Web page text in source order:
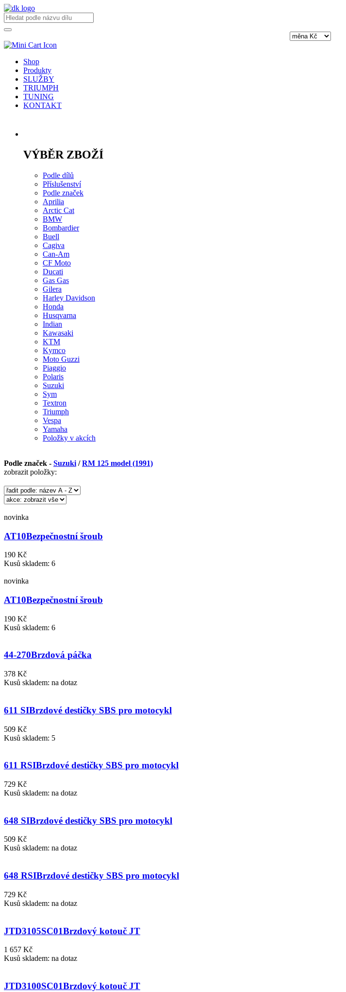
Shop
Produkty
SLUŽBY
TRIUMPH
TUNING
KONTAKT
VÝBĚR ZBOŽÍ
Podle dílů
Příslušenství
Podle značek
Aprilia
Arctic Cat
BMW
Bombardier
Buell
Cagiva
Can-Am
CF Moto
Ducati
Gas Gas
Gilera
Harley Davidson
Honda
Husqvarna
Indian
Kawasaki
KTM
Kymco
Moto Guzzi
Piaggio
Polaris
Suzuki
Sym
Textron
Triumph
Vespa
Yamaha
Položky v akcích
Podle značek - Suzuki /RM 125 model (1991)
zobrazit položky:
novinka
AT10Bezpečnostní šroub
190 Kč
Kusů skladem: 6
novinka
AT10Bezpečnostní šroub
190 Kč
Kusů skladem: 6
44-270Brzdová páčka
378 Kč
Kusů skladem: na dotaz
611 SIBrzdové destičky SBS pro motocykl
509 Kč
Kusů skladem: 5
611 RSIBrzdové destičky SBS pro motocykl
729 Kč
Kusů skladem: na dotaz
648 SIBrzdové destičky SBS pro motocykl
509 Kč
Kusů skladem: na dotaz
648 RSIBrzdové destičky SBS pro motocykl
729 Kč
Kusů skladem: na dotaz
JTD3105SC01Brzdový kotouč JT
1 657 Kč
Kusů skladem: na dotaz
JTD3100SC01Brzdový kotouč JT